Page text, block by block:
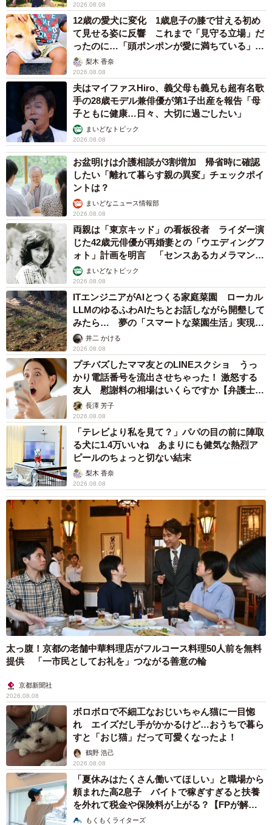
2026.08.08
12歳の愛犬に変化 1歳息子の膝で甘える初め
て見せる姿に反響 これまで「見守る立場」だ
ったのに…「頭ポンポンが愛に満ちている」
「尊…」
梨木 香奈
2026.08.08
夫はマイファスHiro、義父母も義兄も超有名歌
手の28歳モデル兼俳優が第1子出産を報告「母
子ともに健康…日々、大切に過ごしたい」
まいどなトピック
2026.08.08
お盆明けは介護相談が3割増加 帰省時に確認
したい「離れて暮らす親の異変」チェックポイ
ントは？
まいどなニュース情報部
2026.08.08
両親は「東京キッド」の看板役者 ライダー演
じた42歳元俳優が再婚妻との「ウエディングフ
ォト」計画を明言 「センスあるカメラマン求
む」まいどなトピック
2026.08.08
ITエンジニアがAIとつくる家庭菜園 ローカル
LLMのゆるふわAIたちとお話しながら開墾して
みたら… 夢の「スマートな菜園生活」実現な
るか井二 かける
2026.08.08
プチバズしたママ友とのLINEスクショ うっ
かり電話番号を流出させちゃった！ 激怒する
友人 慰謝料の相場はいくらですか【弁護士が
解説】長澤 芳子
2026.08.08
「テレビより私を見て？」パパの目の前に陣取
る犬に1.4万いいね あまりにも健気な熱烈ア
ピールのちょっと切ない結末
梨木 香奈
2026.08.08
太っ腹！京都の老舗中華料理店がフルコース料理50人前を無料
提供 「一市民としてお礼を」つながる善意の輪
京都新聞社
2026.08.08
ボロボロで不細工なおじいちゃん猫に一目惚
れ エイズだし手がかかるけど…おうちで暮ら
すと「おじ猫」だって可愛くなったよ！
鶴野 浩己
2026.08.08
「夏休みはたくさん働いてほしい」と職場から
頼まれた高2息子 バイトで稼ぎすぎると扶養
を外れて税金や保険料が上がる？【FPが解
説】もくもくライターズ